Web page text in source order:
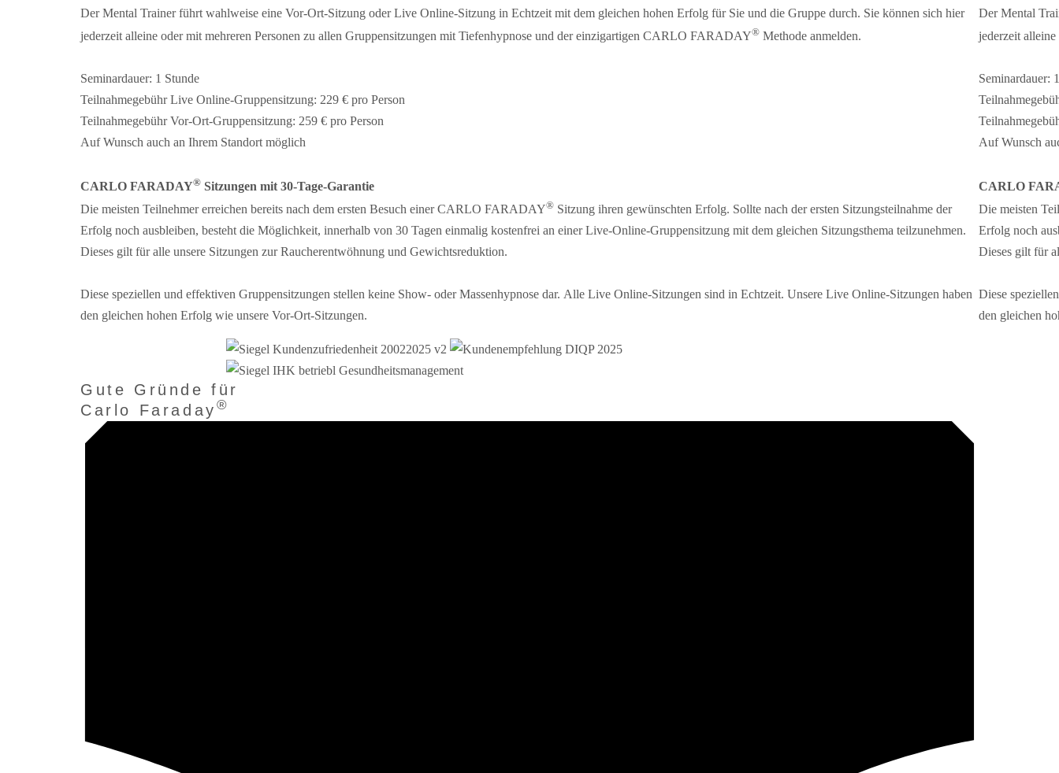
Der Mental Trainer führt wahlweise eine Vor-Ort-Sitzung oder Live Online-Sitzung in Echtzeit mit dem gleichen hohen Erfolg für Sie und die Gruppe durch. Sie können sich hier
jederzeit alleine oder mit mehreren Personen zu allen Gruppensitzungen mit Tiefenhypnose und der einzigartigen CARLO FARADAY® Methode anmelden.
Seminardauer: 1 Stunde
Teilnahmegebühr Live Online-Gruppensitzung: 229 € pro Person
Teilnahmegebühr Vor-Ort-Gruppensitzung: 259 € pro Person
Auf Wunsch auch an Ihrem Standort möglich
CARLO FARADAY® Sitzungen mit 30-Tage-Garantie
Die meisten Teilnehmer erreichen bereits nach dem ersten Besuch einer CARLO FARADAY® Sitzung ihren gewünschten Erfolg. Sollte nach der ersten Sitzungsteilnahme der
Erfolg noch ausbleiben, besteht die Möglichkeit, innerhalb von 30 Tagen einmalig kostenfrei an einer Live-Online-Gruppensitzung mit dem gleichen Sitzungsthema teilzunehmen.
Dieses gilt für alle unsere Sitzungen zur Raucherentwöhnung und Gewichtsreduktion.
Diese speziellen und effektiven Gruppensitzungen stellen keine Show- oder Massenhypnose dar. Alle Live Online-Sitzungen sind in Echtzeit. Unsere Live Online-Sitzungen haben
den gleichen hohen Erfolg wie unsere Vor-Ort-Sitzungen.
Der Mental
jederzeit
Seminardauer:
Auf Wunsch
CARLO
Die meisten
Erfolg noch
Dieses gilt für
Diese
den gleichen
Gute Gründe für
Carlo Faraday ®